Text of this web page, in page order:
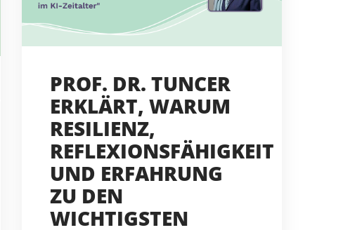
PROF. DR. TUNCER
ERKLÄRT, WARUM
RESILIENZ,
REFLEXIONSFÄHIGKEIT
UND ERFAHRUNG
ZU DEN
WICHTIGSTEN